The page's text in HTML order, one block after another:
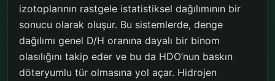
izotoplarının rastgele istatistiksel dağılımının bir
sonucu olarak oluşur. Bu sistemlerde, denge
dağılımı genel D/H oranına dayalı bir binom
olasılığını takip eder ve bu da HDO’nun baskın
döteryumlu tür olmasına yol açar. Hidrojen